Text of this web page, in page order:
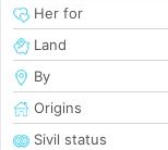
Her for
Land
By
Origins
Sivil status